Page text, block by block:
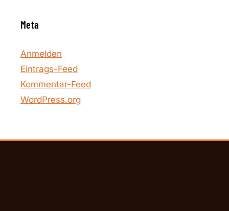
Meta
Anmelden
Eintrags-Feed
Kommentar-Feed
WordPress.org